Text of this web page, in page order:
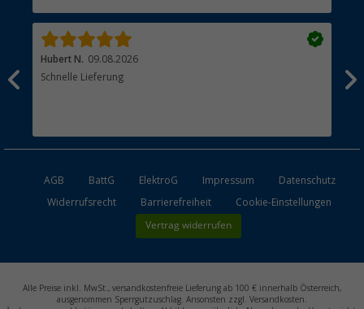
Hubert N. 09.08.2026
Schnelle Lieferung
AGB BattG ElektroG Impressum
Datenschutz
Widerrufsrecht
Barrierefreiheit Cookie-Einstellungen
Vertrag widerrufen
Alle Preise inkl. MwSt., versandkostenfreie Lieferung ab 100 € innerhalb Österreich,
ausgenommen Sperrgutzuschlag. Ansonsten zzgl. Versandkosten.